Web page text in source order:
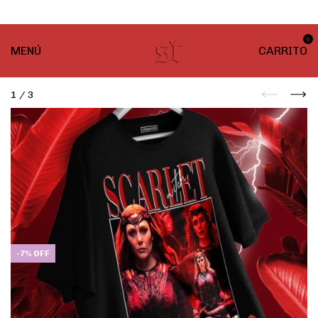
MENÚ CARRITO
0
1 / 3
-7% OFF